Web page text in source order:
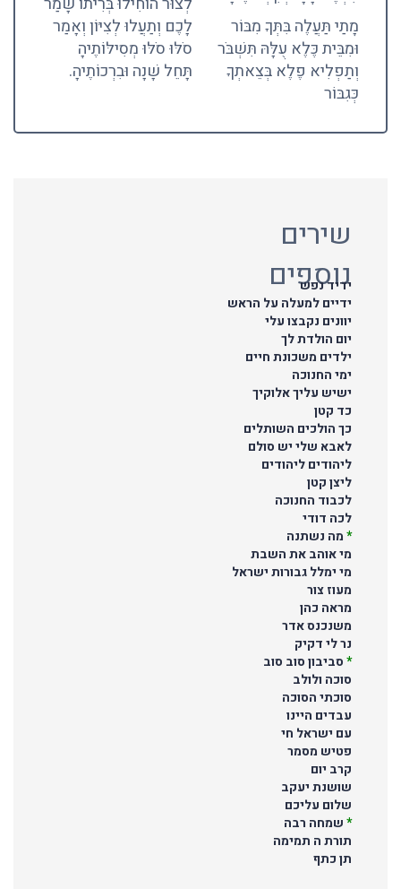
מָתַי תַּעֲלֶה בִּתְּךָ מִבּוֹר
וּמִבֵּית כֶּלֶא עֻלָּהּ תִּשְׁבֹּר
וְתַפְלִיא פֶלֶא בְּצֵאתְךָ
כְּגִבּוֹר
לָכֶם וְתַעֲלוּ לְצִיּוֹן וְאָמַר
סֹלּוּ סֹלּוּ מְסִילּוֹתֶיהָ
תָּחֵל שָׁנָה וּבִרְכוֹתֶיהָ.
שירים
נוספים
ידיד נפש
ידיים למעלה על הראש
יוונים נקבצו עלי
יום הולדת לך
ילדים משכונת חיים
ימי החנוכה
ישיש עליך אלוקיך
כד קטן
כך הולכים השותלים
לאבא שלי יש סולם
ליהודים ליהודים
ליצן קטן
לכבוד החנוכה
לכה דודי
*מה נשתנה
מי אוהב את השבת
מי ימלל גבורות ישראל
מעוז צור
מראה כהן
משנכנס אדר
נר לי דקיק
*סביבון סוב סוב
סוכה ולולב
סוכתי הסוכה
עבדים היינו
עם ישראל חי
פטיש מסמר
קרב יום
שושנת יעקב
שלום עליכם
*שמחה רבה
תורת ה תמימה
תן כתף